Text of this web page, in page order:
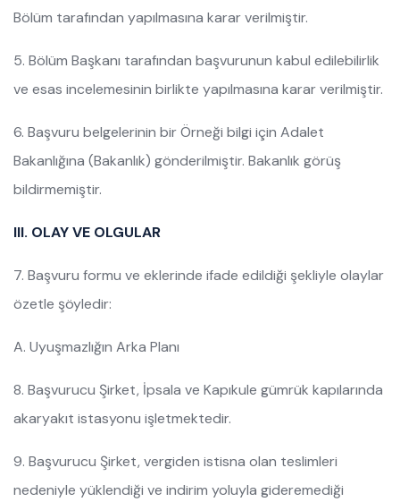
Bölüm tarafından yapılmasına karar verilmiştir.
5. Bölüm Başkanı tarafından başvurunun kabul edilebilirlik
ve esas incelemesinin birlikte yapılmasına karar verilmiştir.
6. Başvuru belgelerinin bir Örneği bilgi için Adalet
Bakanlığına (Bakanlık) gönderilmiştir. Bakanlık görüş
bildirmemiştir.
III. OLAY VE OLGULAR
7. Başvuru formu ve eklerinde ifade edildiği şekliyle olaylar
özetle şöyledir:
A. Uyuşmazlığın Arka Planı
8. Başvurucu Şirket, İpsala ve Kapıkule gümrük kapılarında
akaryakıt istasyonu işletmektedir.
9. Başvurucu Şirket, vergiden istisna olan teslimleri
nedeniyle yüklendiği ve indirim yoluyla gideremediği